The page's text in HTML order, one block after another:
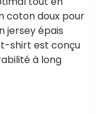
coton doux pour
jersey épais
shirt est conçu
à long